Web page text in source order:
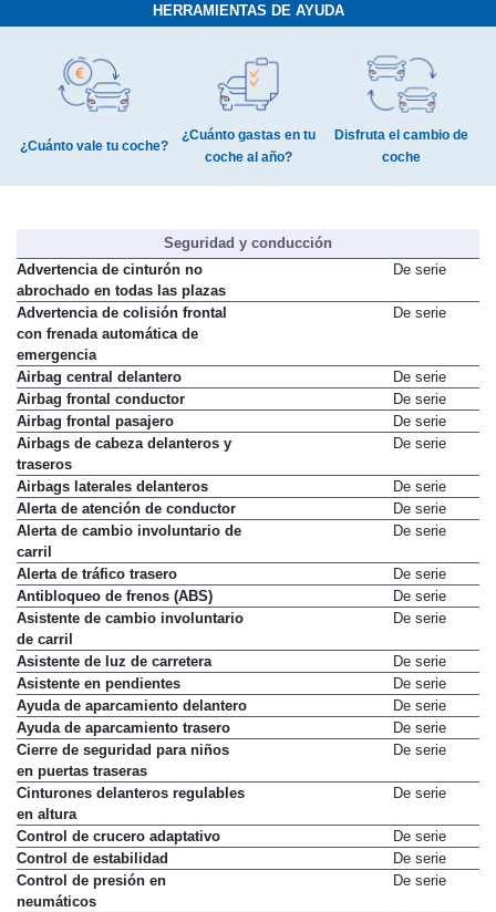
HERRAMIENTAS DE AYUDA
¿Cuánto vale tu coche?
¿Cuánto gastas en tu
coche al año?
Disfruta el cambio de
coche
Seguridad y conducción
Advertencia de cinturón no
abrochado en todas las plazas
De serie
Advertencia de colisión frontal
con frenada automática de
emergencia
De serie
Airbag central delantero
De serie
Airbag frontal conductor
De serie
Airbag frontal pasajero
De serie
Airbags de cabeza delanteros y
traseros
De serie
Airbags laterales delanteros
De serie
Alerta de atención de conductor
De serie
Alerta de cambio involuntario de
carril
De serie
Alerta de tráfico trasero
De serie
Antibloqueo de frenos (ABS)
De serie
Asistente de cambio involuntario
de carril
De serie
Asistente de luz de carretera
De serie
Asistente en pendientes
De serie
Ayuda de aparcamiento delantero
De serie
Ayuda de aparcamiento trasero
De serie
Cierre de seguridad para niños
en puertas traseras
De serie
Cinturones delanteros regulables
en altura
De serie
Control de crucero adaptativo
De serie
Control de estabilidad
De serie
Control de presión en
neumáticos
De serie